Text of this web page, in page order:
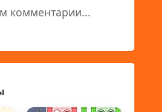
комментарии...